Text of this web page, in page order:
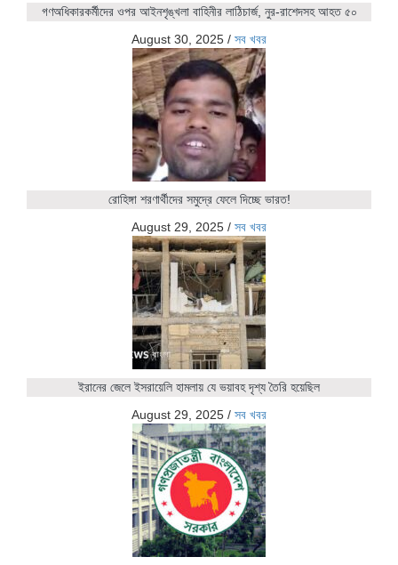
গণঅধিকারকর্মীদের ওপর আইনশৃঙ্খলা বাহিনীর লাঠিচার্জ, নুর-রাশেদসহ আহত ৫০
August 30, 2025 / সব খবর
রোহিঙ্গা শরণার্থীদের সমুদ্রে ফেলে দিচ্ছে ভারত!
August 29, 2025 / সব খবর
ইরানের জেলে ইসরায়েলি হামলায় যে ভয়াবহ দৃশ্য তৈরি হয়েছিল
August 29, 2025 / সব খবর